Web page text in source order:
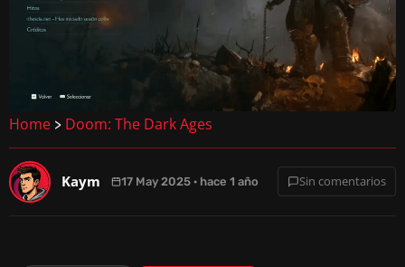
Home > Doom: The Dark Ages
Kaym 17 May 2025 · hace 1 año Sin comentarios